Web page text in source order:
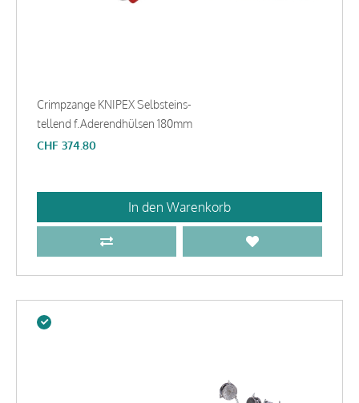
Crimpzange KNIPEX Selbsteins-
tellend f.Aderendhülsen 180mm
CHF 374.80
In den Warenkorb